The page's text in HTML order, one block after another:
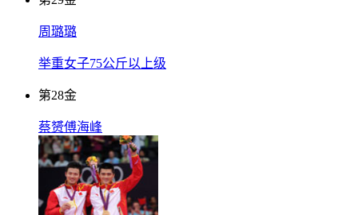
周璐璐
举重女子75公斤以上级
第28金
蔡赟傅海峰